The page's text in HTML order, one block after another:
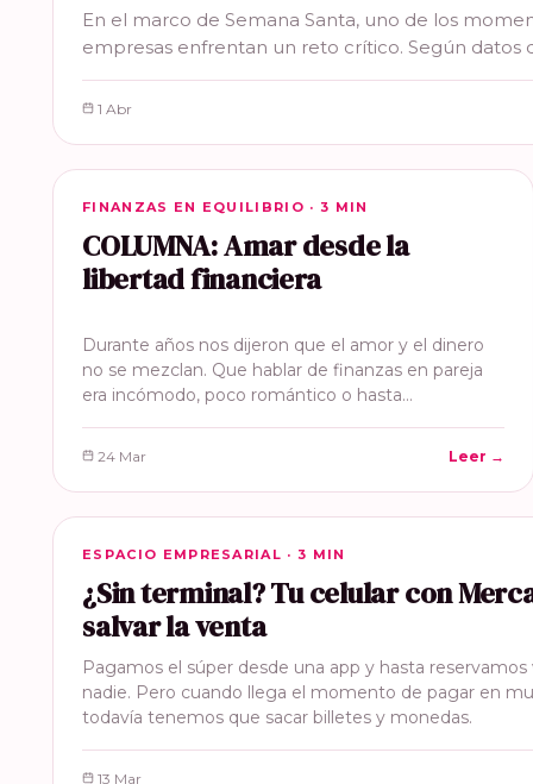
En el marco de Semana Santa, uno de los
empresas enfrentan un reto crítico. Según datos
1 Abr
FINANZAS EN EQUILIBRIO
FINANZAS EN EQUILIBRIO · 3 MIN
COLUMNA: Amar desde la
libertad financiera
Durante años nos dijeron que el amor y el dinero
no se mezclan. Que hablar de finanzas en pareja
era incómodo, poco romántico o hasta…
24 Mar Leer →
ESPACIO EMPRESARIAL
ESPACIO EMPRESARIAL · 3 MIN
¿Sin terminal? Tu celular con
salvar la venta
Pagamos el súper desde una app y hasta reservamos
nadie. Pero cuando llega el momento de pagar en
todavía tenemos que sacar billetes y monedas.
13 Mar